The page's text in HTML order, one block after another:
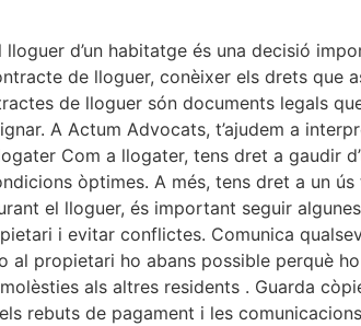
d’un habitatge és una decisió
de lloguer, conèixer els drets que
de lloguer són documents legals
A Actum Advocats, t’ajudem a
Com a llogater, tens dret a gaudir
òptimes. A més, tens dret a un
el lloguer, és important seguir
i evitar conflictes. Comunica
propietari ho abans possible perquè
als altres residents . Guarda
rebuts de pagament i les